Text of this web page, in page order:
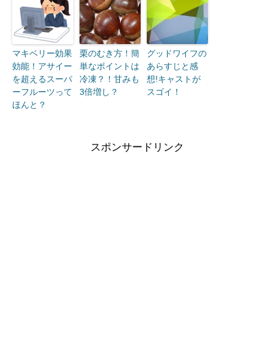
マキベリー効果
効能！アサイー
を超えるスーパ
ーフルーツって
ほんと？
栗のむき方！簡
単なポイントは
冷凍？！甘みも
3倍増し？
グッドワイフの
あらすじと感
想!キャストが
スゴイ！
スポンサードリンク